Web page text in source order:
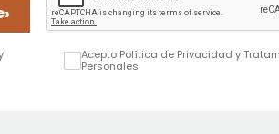
›
Acepto Política de Privacidad y
Personales